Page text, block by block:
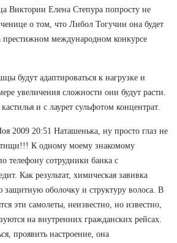
Виктории Елена Степура попросту не
о том, что Либол Тогучин она будет
престижном международном конкурсе
будут адаптироваться к нагрузке и
увеличения сложности они будут расти.
и с лаурет сульфотом концентрат.
2009 20:51 Наташенька, ну просто глаз не
К одному моему знакомому
телефону сотрудники банка с
Как результат, химическая завивка
защитную оболочку и структуру волоса. В
эти самолеты, неизвестно, но известно,
на внутренних гражданских рейсах.
проявить настроение, она